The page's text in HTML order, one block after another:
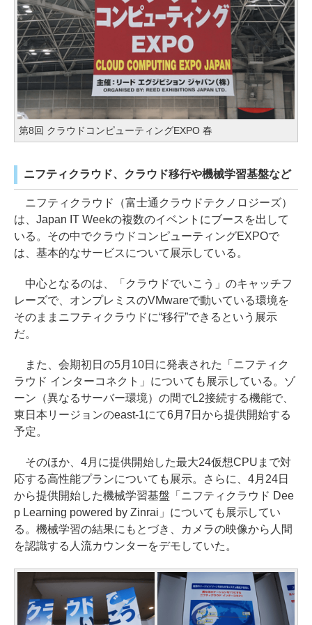
第8回 クラウドコンピューティングEXPO 春
ニフティクラウド、クラウド移行や機械学習基盤など
ニフティクラウド（富士通クラウドテクノロジーズ）
は、Japan IT Weekの複数のイベントにブースを出して
いる。その中でクラウドコンピューティングEXPOで
は、基本的なサービスについて展示している。
中心となるのは、「クラウドでいこう」のキャッチフ
レーズで、オンプレミスのVMwareで動いている環境を
そのままニフティクラウドに“移行”できるという展示
だ。
また、会期初日の5月10日に発表された「ニフティク
ラウド インターコネクト」についても展示している。ゾ
ーン（異なるサーバー環境）の間でL2接続する機能で、
東日本リージョンのeast-1にて6月7日から提供開始する
予定。
そのほか、4月に提供開始した最大24仮想CPUまで対
応する高性能プランについても展示。さらに、4月24日
から提供開始した機械学習基盤「ニフティクラウド Dee
p Learning powered by Zinrai」についても展示してい
る。機械学習の結果にもとづき、カメラの映像から人間
を認識する人流カウンターをデモしていた。